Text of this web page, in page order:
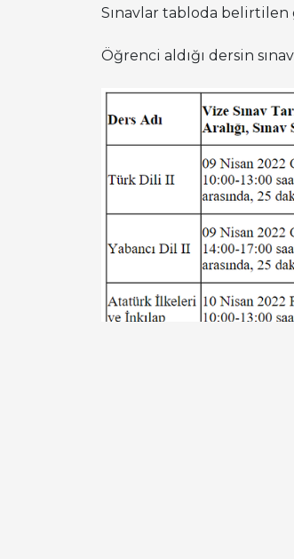
Sınavlar tabloda belirtilen
Öğrenci aldığı dersin